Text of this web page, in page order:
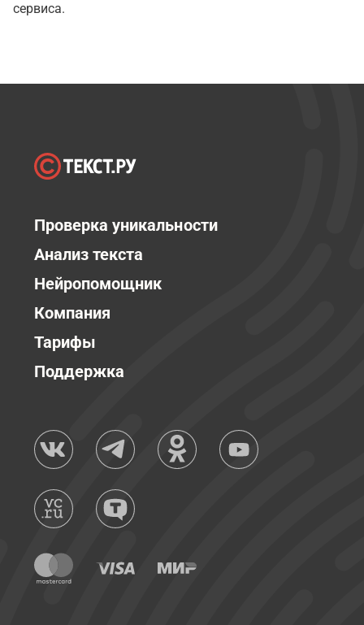
сервиса.
Проверка уникальности
Анализ текста
Нейропомощник
Компания
Тарифы
Поддержка